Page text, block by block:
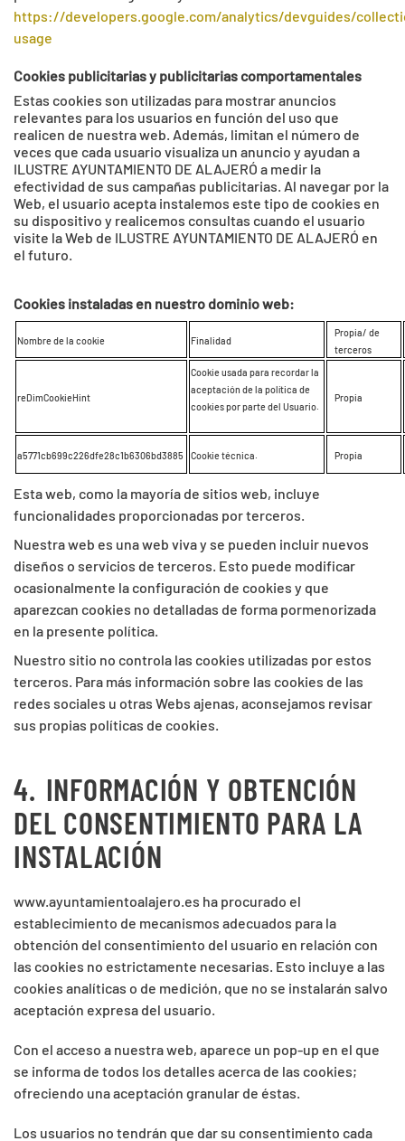
https://developers.google.com/analytics/devguides/
usage
Cookies publicitarias y publicitarias comportamentales
Estas cookies son utilizadas para mostrar anuncios
relevantes para los usuarios en función del uso que
realicen de nuestra web. Además, limitan el número de
veces que cada usuario visualiza un anuncio y ayudan a
ILUSTRE AYUNTAMIENTO DE ALAJERÓ a medir la
efectividad de sus campañas publicitarias. Al navegar por la
Web, el usuario acepta instalemos este tipo de cookies en
su dispositivo y realicemos consultas cuando el usuario
visite la Web de ILUSTRE AYUNTAMIENTO DE ALAJERÓ en
el futuro.
Cookies instaladas en nuestro dominio web:
Nombre de la cookie Finalidad
Propia/ de
terceros
reDimCookieHint
Cookie usada para recordar la
aceptación de la política de
cookies por parte del Usuario.
Propia
a5771cb699c226dfe28c1b6306bd3885 Cookie técnica. Propia
Esta web, como la mayoría de sitios web, incluye
funcionalidades proporcionadas por terceros.
Nuestra web es una web viva y se pueden incluir nuevos
diseños o servicios de terceros. Esto puede modificar
ocasionalmente la configuración de cookies y que
aparezcan cookies no detalladas de forma pormenorizada
en la presente política.
Nuestro sitio no controla las cookies utilizadas por estos
terceros. Para más información sobre las cookies de las
redes sociales u otras Webs ajenas, aconsejamos revisar
sus propias políticas de cookies.
4. INFORMACIÓN Y OBTENCIÓN
DEL CONSENTIMIENTO PARA LA
INSTALACIÓN
www.ayuntamientoalajero.es ha procurado el
establecimiento de mecanismos adecuados para la
obtención del consentimiento del usuario en relación con
las cookies no estrictamente necesarias. Esto incluye a las
cookies analíticas o de medición, que no se instalarán salvo
aceptación expresa del usuario.
Con el acceso a nuestra web, aparece un pop-up en el que
se informa de todos los detalles acerca de las cookies;
ofreciendo una aceptación granular de éstas.
Los usuarios no tendrán que dar su consentimiento cada